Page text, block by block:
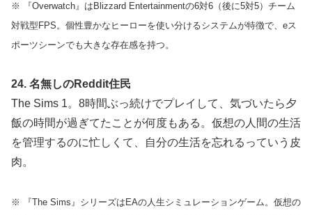
※ 『Overwatch』はBlizzard Entertainmentの6対6（後に5対5）チーム
対戦型FPS。個性豊かなヒーローを使い分けるシステムが特徴で、eス
ポーツシーンでも大きな存在感を持つ。
24. 名無しのReddit住民
The Sims 1。8時間ぶっ続けでプレイして、気づいたら夕
飯の時間が過ぎてたことが何度もある。仮想の人間の生活
を管理するのに忙しくて、自分の生活を忘れるっていう皮
肉。
※ 『The Sims』シリーズはEAの人生シミュレーションゲーム。仮想の